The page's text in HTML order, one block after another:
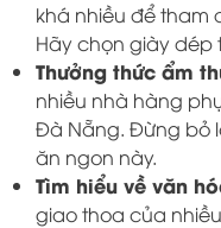
khá nhiều để tham
Hãy chọn giày dép
Thưởng thức ẩm
nhiều nhà hàng
Đà Nẵng. Đừng bỏ
ăn ngon này.
Tìm hiểu về văn
giao thoa của